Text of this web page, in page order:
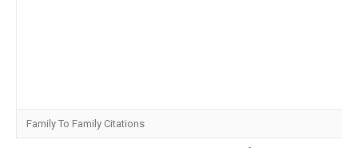
Family To Family Citations